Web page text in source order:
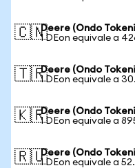
🇨🇳Deere (Ondo
1 DEon equivale a
🇹🇷Deere (Ondo
1 DEon equivale a
🇰🇷Deere (Ondo
1 DEon equivale a
🇷🇺Deere (Ondo
1 DEon equivale a